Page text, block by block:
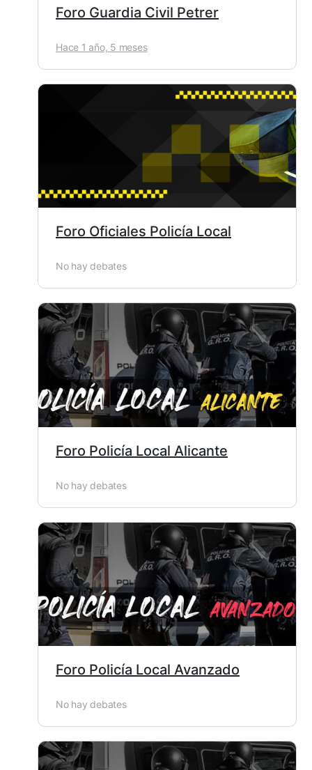
Foro Guardia Civil Petrer
Hace 1 año, 5 meses
Foro Oficiales Policía Local
No hay debates
Foro Policía Local Alicante
No hay debates
Foro Policía Local Avanzado
No hay debates